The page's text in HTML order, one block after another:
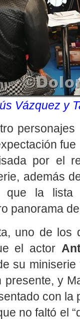
Vázquez y
por el
además
que la
panorama
uno de los
el actor
su miniserie
presente, y
con la
no faltó el